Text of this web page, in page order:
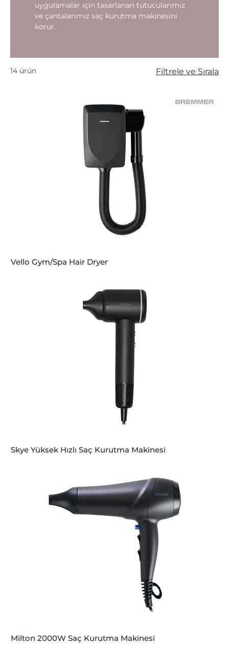
uygulamalar için tasarlanan tutucularımız
ve çantalarımız saç kurutma makinesini
korur.
14 ürün Filtrele ve Sırala
Vello Gym/Spa Hair Dryer
Skye Yüksek Hızlı Saç Kurutma Makinesi
Milton 2000W Saç Kurutma Makinesi